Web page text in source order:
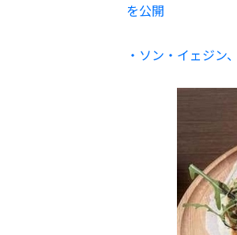
を公開
・ソン・イェジン